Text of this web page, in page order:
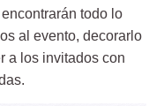
todo lo
al evento, decorarlo
a los invitados con